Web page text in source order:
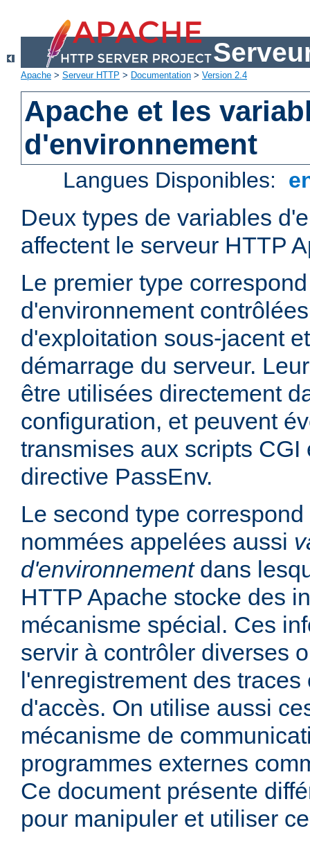
Apache > Serveur HTTP > Documentation > Version 2.4
Apache et les
d'environnement
Langues Disponibles:
Deux types de variables
affectent le serveur HTTP
Le premier type
d'environnement
d'exploitation sous-jacent
démarrage du serveur.
être utilisées directement
configuration, et peuvent
transmises aux scripts CGI
directive PassEnv.
Le second type
nommées appelées aussi
d'environnementdans
HTTP Apache stocke des
mécanisme spécial. Ces
servir à contrôler diverses
l'enregistrement des traces
d'accès. On utilise aussi
mécanisme de
programmes externes
Ce document présente
pour manipuler et utiliser